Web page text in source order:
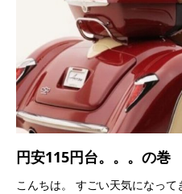
円安115円台。。。の巻
こんちは。 すごい天気になっ